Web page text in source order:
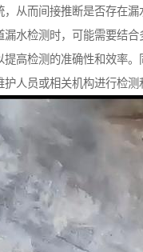
从而间接推断是否存在漏
漏水检测时，可能需要结合
提高检测的准确性和效率。
人员或相关机构进行检测